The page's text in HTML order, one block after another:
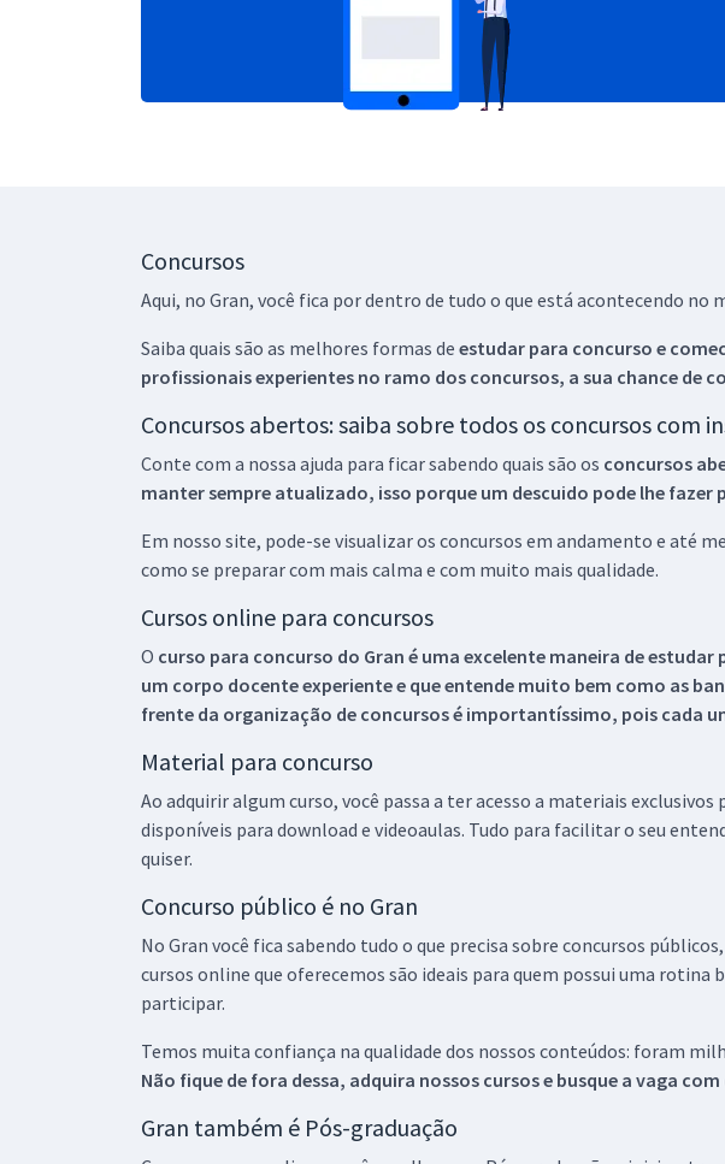
Concursos
Aqui, no Gran, você fica por dentro de tudo o que está acontecendo no
Saiba quais são as melhores formas de estudar para concurso e
profissionais experientes no ramo dos concursos, a sua chance de
Concursos abertos: saiba sobre todos os concursos com
Conte com a nossa ajuda para ficar sabendo quais são os concursos
manter sempre atualizado, isso porque um descuido pode lhe fazer
Em nosso site, pode-se visualizar os concursos em andamento e até
como se preparar com mais calma e com muito mais qualidade.
Cursos online para concursos
O curso para concurso do Gran é uma excelente maneira de
um corpo docente experiente e que entende muito bem como as
frente da organização de concursos é importantíssimo, pois cada
Material para concurso
Ao adquirir algum curso, você passa a ter acesso a materiais
disponíveis para download e videoaulas. Tudo para facilitar o seu
quiser.
Concurso público é no Gran
No Gran você fica sabendo tudo o que precisa sobre concursos
cursos online que oferecemos são ideais para quem possui uma
participar.
Temos muita confiança na qualidade dos nossos conteúdos: foram
Não fique de fora dessa, adquira nossos cursos e busque a vaga
Gran também é Pós-graduação